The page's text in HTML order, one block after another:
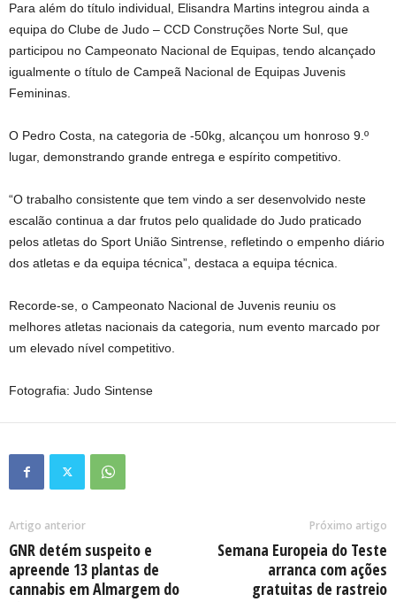
Para além do título individual, Elisandra Martins integrou ainda a
equipa do Clube de Judo – CCD Construções Norte Sul, que
participou no Campeonato Nacional de Equipas, tendo alcançado
igualmente o título de Campeã Nacional de Equipas Juvenis
Femininas.
O Pedro Costa, na categoria de -50kg, alcançou um honroso 9.º
lugar, demonstrando grande entrega e espírito competitivo.
“O trabalho consistente que tem vindo a ser desenvolvido neste
escalão continua a dar frutos pelo qualidade do Judo praticado
pelos atletas do Sport União Sintrense, refletindo o empenho diário
dos atletas e da equipa técnica”, destaca a equipa técnica.
Recorde-se, o Campeonato Nacional de Juvenis reuniu os
melhores atletas nacionais da categoria, num evento marcado por
um elevado nível competitivo.
Fotografia: Judo Sintense
Artigo anterior
GNR detém suspeito e
apreende 13 plantas de
cannabis em Almargem do
Próximo artigo
Semana Europeia do Teste
arranca com ações
gratuitas de rastreio